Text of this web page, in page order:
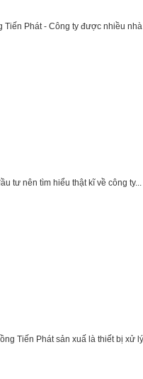
Phát - Công ty được nhiều
tư nên tìm hiểu thật kĩ về công ty...
Tiến Phát sản xuấ là thiết bị xử